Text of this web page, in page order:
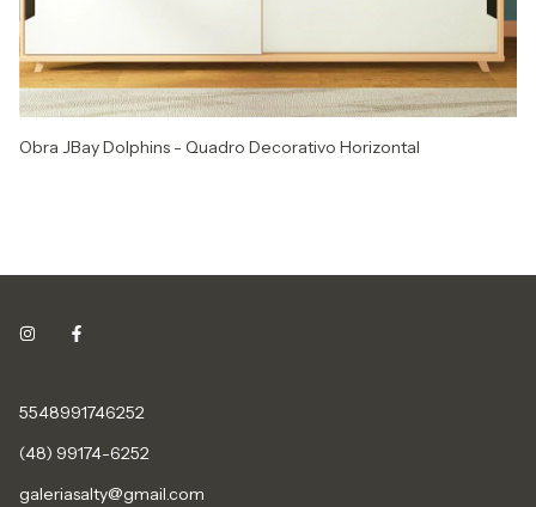
Obra JBay Dolphins - Quadro Decorativo Horizontal
5548991746252
(48) 99174-6252
galeriasalty@gmail.com